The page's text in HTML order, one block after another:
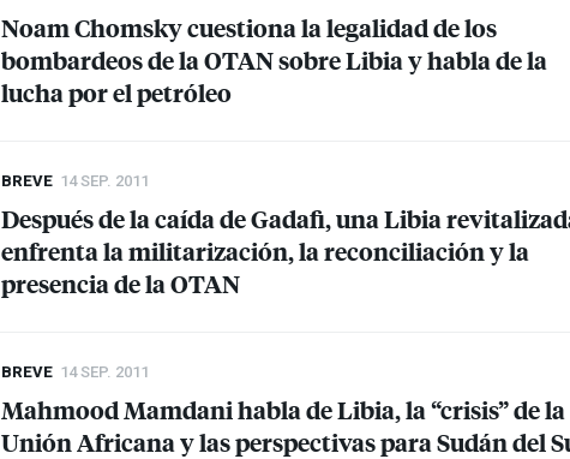
Noam Chomsky cuestiona la legalidad de los
bombardeos de laOTANsobre Libia y habla de la
lucha por el petróleo
BREVE 14 SEP. 2011
Después de la caída de Gadafi, una Libia
enfrenta la militarización, la reconciliación y la
presencia de laOTAN
BREVE 14 SEP. 2011
Mahmood Mamdani habla de Libia, la “crisis” de la
Unión Africana y las perspectivas para Sudán del